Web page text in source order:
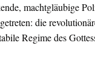
machtgläubige
die
Regime des